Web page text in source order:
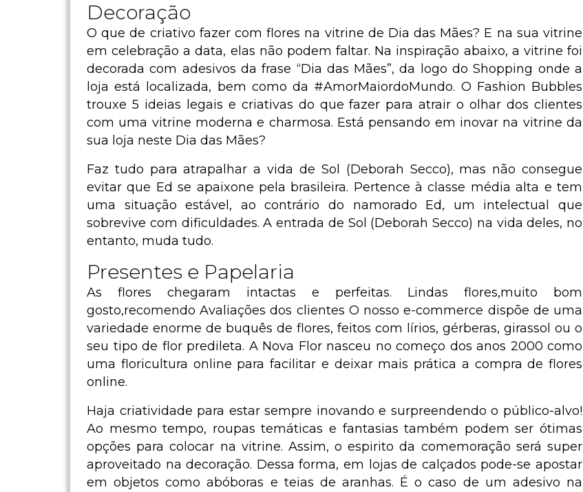
Decoração
O que de criativo fazer com flores na vitrine de Dia das Mães? E na sua vitrine
em celebração a data, elas não podem faltar. Na inspiração abaixo, a vitrine foi
decorada com adesivos da frase “Dia das Mães”, da logo do Shopping onde a
loja está localizada, bem como da #AmorMaiordoMundo. O Fashion Bubbles
trouxe 5 ideias legais e criativas do que fazer para atrair o olhar dos clientes
com uma vitrine moderna e charmosa. Está pensando em inovar na vitrine da
sua loja neste Dia das Mães?
Faz tudo para atrapalhar a vida de Sol (Deborah Secco), mas não consegue
evitar que Ed se apaixone pela brasileira. Pertence à classe média alta e tem
uma situação estável, ao contrário do namorado Ed, um intelectual que
sobrevive com dificuldades. A entrada de Sol (Deborah Secco) na vida deles, no
entanto, muda tudo.
Presentes e Papelaria
As flores chegaram intactas e perfeitas. Lindas flores,muito bom
gosto,recomendo Avaliações dos clientes O nosso e-commerce dispõe de uma
variedade enorme de buquês de flores, feitos com lírios, gérberas, girassol ou o
seu tipo de flor predileta. A Nova Flor nasceu no começo dos anos 2000 como
uma floricultura online para facilitar e deixar mais prática a compra de flores
online.
Haja criatividade para estar sempre inovando e surpreendendo o público-alvo!
Ao mesmo tempo, roupas temáticas e fantasias também podem ser ótimas
opções para colocar na vitrine. Assim, o espirito da comemoração será super
aproveitado na decoração. Dessa forma, em lojas de calçados pode-se apostar
em objetos como abóboras e teias de aranhas. É o caso de um adesivo na